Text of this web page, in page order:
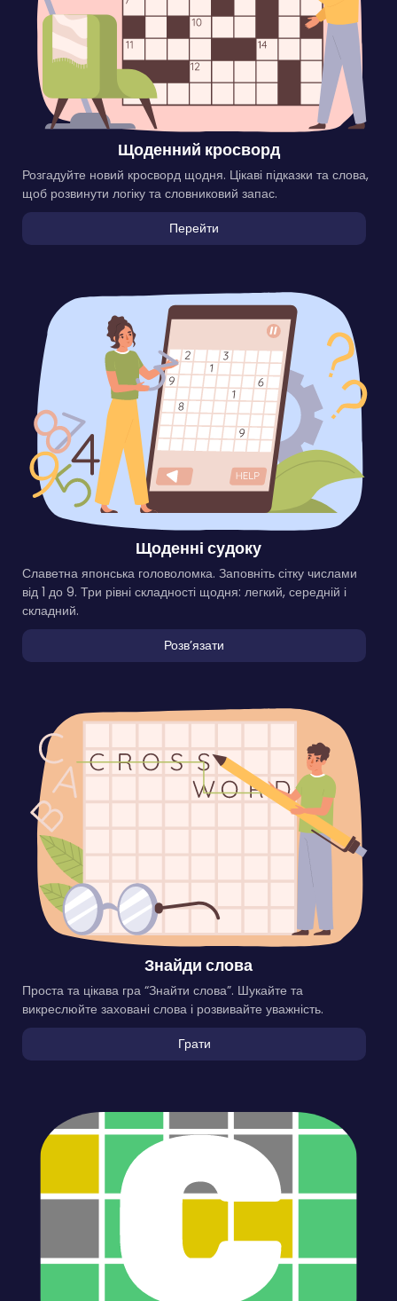
Щоденний кросворд
Розгадуйте новий кросворд щодня. Цікаві підказки та слова,
щоб розвинути логіку та словниковий запас.
Перейти
Щоденні судоку
Славетна японська головоломка. Заповніть сітку числами
від 1 до 9. Три рівні складності щодня: легкий, середній і
складний.
Розвʼязати
Знайди слова
Проста та цікава гра “Знайти слова”. Шукайте та
викреслюйте заховані слова і розвивайте уважність.
Грати